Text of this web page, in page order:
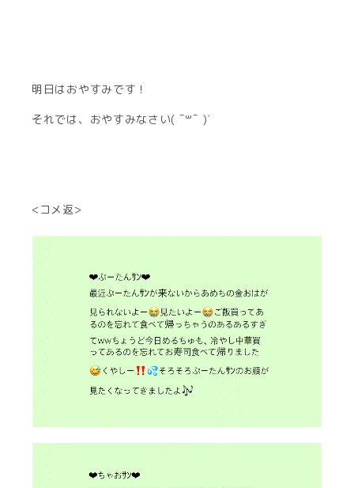
明日はおやすみです！
それでは、おやすみなさい( ¯꒳¯ )ᐝ
<コメ返>